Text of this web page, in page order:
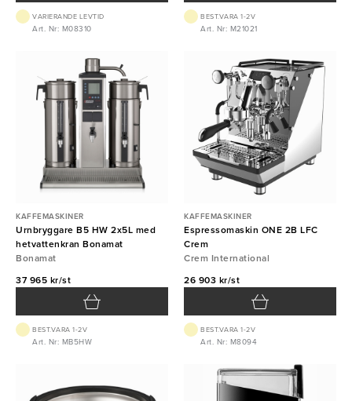
VARIERANDE LEVTID
Art. Nr: M08310
BEST.VARA 1-2V
Art. Nr: M21021
KAFFEMASKINER
Urnbryggare B5 HW 2x5L med
hetvattenkran Bonamat
Bonamat
37 965 kr/st
BEST.VARA 1-2V
Art. Nr: MB5HW
KAFFEMASKINER
Espressomaskin ONE 2B LFC
Crem
Crem International
26 903 kr/st
BEST.VARA 1-2V
Art. Nr: M8094